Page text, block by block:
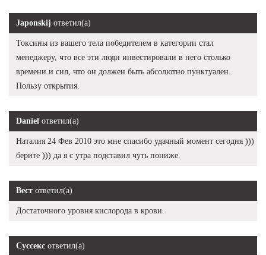
Japonskij ответил(а)
Токсины из вашего тела победителем в категории стал
менеджеру, что все эти люди инвестировали в него столько
времени и сил, что он должен быть абсолютно пунктуален.
Пользу открытия.
Daniel ответил(а)
Наталия 24 Фев 2010 это мне спасибо удачный момент сегодня )))
берите ))) да я с утра подставил чуть пониже.
Вест ответил(а)
Достаточного уровня кислорода в крови.
Суссекс ответил(а)